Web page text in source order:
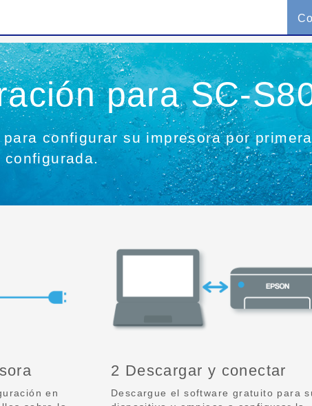
para SC-
configurar su impresora por
en
2 Descargar y conectar
Descargue el software gratuito para